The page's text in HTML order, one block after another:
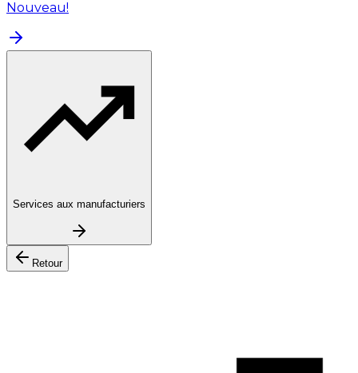
Nouveau!
Services aux manufacturiers
Retour